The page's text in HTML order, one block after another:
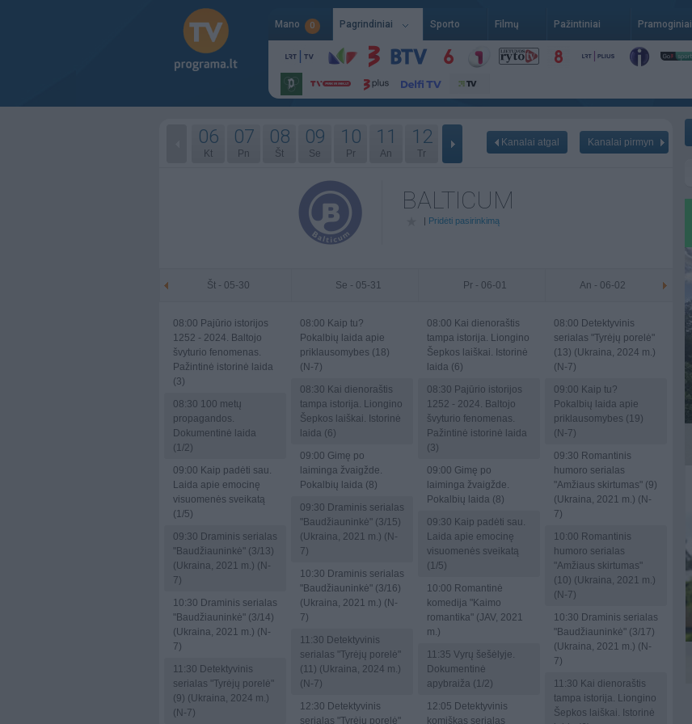
Mano 0 Pagrindiniai Sporto Filmų Pažintiniai Pramoginiai
06
Kt
07
Pn
08
Št
09
Se
10
Pr
11
An
12
Tr
Kanalai atgal Kanalai pirmyn
BALTICUM
| Pridėti pasirinkimą
Št - 05-30
08:00 Pajūrio istorijos
1252 - 2024. Baltojo
švyturio fenomenas.
Pažintinė istorinė laida
(3)
08:30 100 metų
propagandos.
Dokumentinė laida
(1/2)
09:00 Kaip padėti sau.
Laida apie emocinę
visuomenės sveikatą
(1/5)
09:30 Draminis serialas
"Baudžiauninkė" (3/13)
(Ukraina, 2021 m.) (N-
7)
10:30 Draminis serialas
"Baudžiauninkė" (3/14)
(Ukraina, 2021 m.) (N-
7)
11:30 Detektyvinis
serialas "Tyrėjų porelė"
(9) (Ukraina, 2024 m.)
(N-7)
Se - 05-31
08:00 Kaip tu?
Pokalbių laida apie
priklausomybes (18)
(N-7)
08:30 Kai dienoraštis
tampa istorija. Liongino
Šepkos laiškai. Istorinė
laida (6)
09:00 Gimę po
laiminga žvaigžde.
Pokalbių laida (8)
09:30 Draminis serialas
"Baudžiauninkė" (3/15)
(Ukraina, 2021 m.) (N-
7)
10:30 Draminis serialas
"Baudžiauninkė" (3/16)
(Ukraina, 2021 m.) (N-
7)
11:30 Detektyvinis
serialas "Tyrėjų porelė"
(11) (Ukraina, 2024 m.)
(N-7)
12:30 Detektyvinis
serialas "Tyrėjų porelė"
Pr - 06-01
08:00 Kai dienoraštis
tampa istorija. Liongino
Šepkos laiškai. Istorinė
laida (6)
08:30 Pajūrio istorijos
1252 - 2024. Baltojo
švyturio fenomenas.
Pažintinė istorinė laida
(3)
09:00 Gimę po
laiminga žvaigžde.
Pokalbių laida (8)
09:30 Kaip padėti sau.
Laida apie emocinę
visuomenės sveikatą
(1/5)
10:00 Romantinė
komedija "Kaimo
romantika" (JAV, 2021
m.)
11:35 Vyrų šešėlyje.
Dokumentinė
apybraiža (1/2)
12:05 Detektyvinis
komiškas serialas
An - 06-02
08:00 Detektyvinis
serialas "Tyrėjų porelė"
(13) (Ukraina, 2024 m.)
(N-7)
09:00 Kaip tu?
Pokalbių laida apie
priklausomybes (19)
(N-7)
09:30 Romantinis
humoro serialas
"Amžiaus skirtumas" (9)
(Ukraina, 2021 m.) (N-
7)
10:00 Romantinis
humoro serialas
"Amžiaus skirtumas"
(10) (Ukraina, 2021 m.)
(N-7)
10:30 Draminis serialas
"Baudžiauninkė" (3/17)
(Ukraina, 2021 m.) (N-
7)
11:30 Kai dienoraštis
tampa istorija. Liongino
Šepkos laiškai. Istorinė